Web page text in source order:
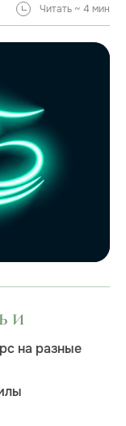
Читать ~ 4 мин
на разные